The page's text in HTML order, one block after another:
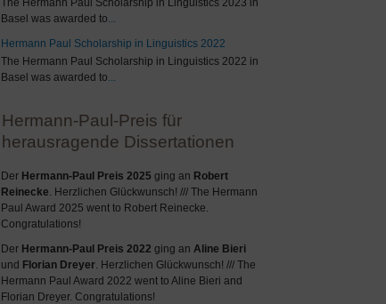
The Hermann Paul Scholarship in Linguistics 2023 in
Basel was awarded to...
Hermann Paul Scholarship in Linguistics 2022
The Hermann Paul Scholarship in Linguistics 2022 in
Basel was awarded to...
Hermann-Paul-Preis für
herausragende Dissertationen
Der Hermann-Paul Preis 2025 ging an Robert
Reinecke. Herzlichen Glückwunsch! /// The Hermann
Paul Award 2025 went to Robert Reinecke.
Congratulations!
Der Hermann-Paul Preis 2022 ging an Aline Bieri
und Florian Dreyer. Herzlichen Glückwunsch! /// The
Hermann Paul Award 2022 went to Aline Bieri and
Florian Dreyer. Congratulations!